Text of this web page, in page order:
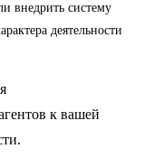
внедрить систему
деятельности
к вашей